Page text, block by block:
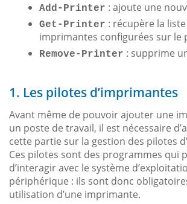
Add-Printer : ajoute une
Get-Printer : récupère la
imprimantes configurées sur le
Remove-Printer : supprime
1. Les pilotes d’imprimantes
Avant même de pouvoir ajouter une
un poste de travail, il est nécessaire
cette partie sur la gestion des pilotes
Ces pilotes sont des programmes qui
d’interagir avec le système
périphérique : ils sont donc
utilisation d’une imprimante.